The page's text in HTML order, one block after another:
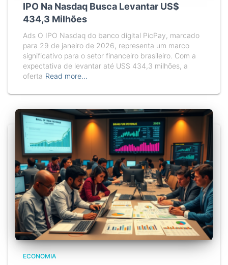
IPO Na Nasdaq Busca Levantar US$
434,3 Milhões
Ads O IPO Nasdaq do banco digital PicPay, marcado
para 29 de janeiro de 2026, representa um marco
significativo para o setor financeiro brasileiro. Com a
expectativa de levantar até US$ 434,3 milhões, a
oferta Read more…
ECONOMIA